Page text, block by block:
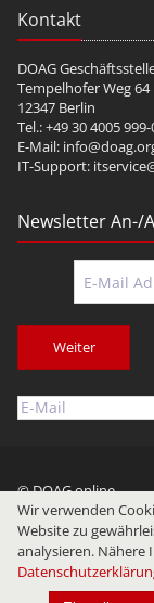
Kontakt
DOAG
Tempelhofer Weg 64
12347 Berlin
Tel.: +49 30 4005 999-
E-Mail:
IT-Support:
Newsletter An-/
Weiter
© DOAG online
Impressum
Wir verwenden
Website zu
analysieren. Nähere